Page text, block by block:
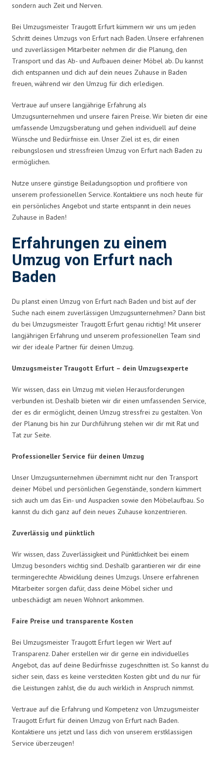
sondern auch Zeit und Nerven.
Bei Umzugsmeister Traugott Erfurt kümmern wir uns um jeden
Schritt deines Umzugs von Erfurt nach Baden. Unsere erfahrenen
und zuverlässigen Mitarbeiter nehmen dir die Planung, den
Transport und das Ab- und Aufbauen deiner Möbel ab. Du kannst
dich entspannen und dich auf dein neues Zuhause in Baden
freuen, während wir den Umzug für dich erledigen.
Vertraue auf unsere langjährige Erfahrung als
Umzugsunternehmen und unsere fairen Preise. Wir bieten dir eine
umfassende Umzugsberatung und gehen individuell auf deine
Wünsche und Bedürfnisse ein. Unser Ziel ist es, dir einen
reibungslosen und stressfreien Umzug von Erfurt nach Baden zu
ermöglichen.
Nutze unsere günstige Beiladungsoption und profitiere von
unserem professionellen Service. Kontaktiere uns noch heute für
ein persönliches Angebot und starte entspannt in dein neues
Zuhause in Baden!
Erfahrungen zu einem
Umzug von Erfurt nach
Baden
Du planst einen Umzug von Erfurt nach Baden und bist auf der
Suche nach einem zuverlässigen Umzugsunternehmen? Dann bist
du bei Umzugsmeister Traugott Erfurt genau richtig! Mit unserer
langjährigen Erfahrung und unserem professionellen Team sind
wir der ideale Partner für deinen Umzug.
Umzugsmeister Traugott Erfurt – dein Umzugsexperte
Wir wissen, dass ein Umzug mit vielen Herausforderungen
verbunden ist. Deshalb bieten wir dir einen umfassenden Service,
der es dir ermöglicht, deinen Umzug stressfrei zu gestalten. Von
der Planung bis hin zur Durchführung stehen wir dir mit Rat und
Tat zur Seite.
Professioneller Service für deinen Umzug
Unser Umzugsunternehmen übernimmt nicht nur den Transport
deiner Möbel und persönlichen Gegenstände, sondern kümmert
sich auch um das Ein- und Auspacken sowie den Möbelaufbau. So
kannst du dich ganz auf dein neues Zuhause konzentrieren.
Zuverlässig und pünktlich
Wir wissen, dass Zuverlässigkeit und Pünktlichkeit bei einem
Umzug besonders wichtig sind. Deshalb garantieren wir dir eine
termingerechte Abwicklung deines Umzugs. Unsere erfahrenen
Mitarbeiter sorgen dafür, dass deine Möbel sicher und
unbeschädigt am neuen Wohnort ankommen.
Faire Preise und transparente Kosten
Bei Umzugsmeister Traugott Erfurt legen wir Wert auf
Transparenz. Daher erstellen wir dir gerne ein individuelles
Angebot, das auf deine Bedürfnisse zugeschnitten ist. So kannst du
sicher sein, dass es keine versteckten Kosten gibt und du nur für
die Leistungen zahlst, die du auch wirklich in Anspruch nimmst.
Vertraue auf die Erfahrung und Kompetenz von Umzugsmeister
Traugott Erfurt für deinen Umzug von Erfurt nach Baden.
Kontaktiere uns jetzt und lass dich von unserem erstklassigen
Service überzeugen!